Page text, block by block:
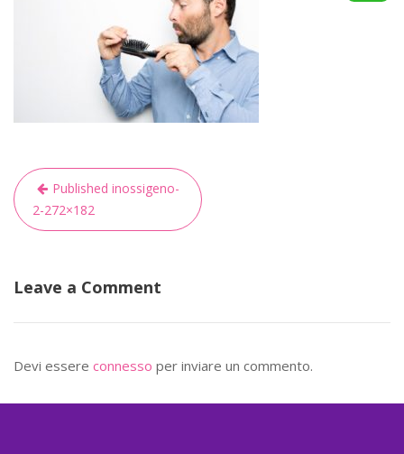
Navigazione
articoli
Published inossigeno-
2-272×182
Leave a Comment
Devi essere connesso per inviare un commento.